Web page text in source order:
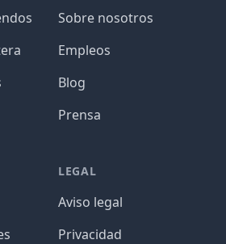
Sobre nosotros
Empleos
Blog
Prensa
LEGAL
Aviso legal
Privacidad